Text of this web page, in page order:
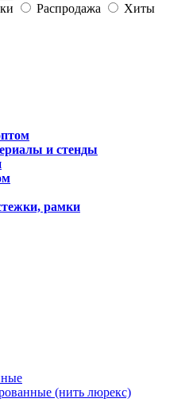
Распродажа
Хиты
и стенды
рамки
(нить люрекс)